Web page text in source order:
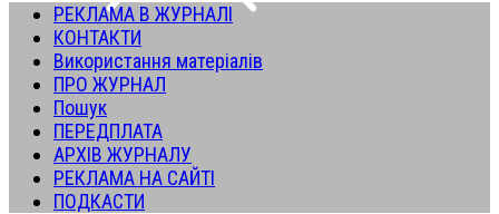
РЕКЛАМА В ЖУРНАЛІ
КОНТАКТИ
Використання матеріалів
ПРО ЖУРНАЛ
Пошук
ПЕРЕДПЛАТА
АРХІВ ЖУРНАЛУ
РЕКЛАМА НА САЙТІ
ПОДКАСТИ